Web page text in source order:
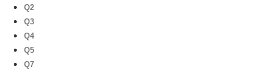
Q2
Q3
Q4
Q5
Q7